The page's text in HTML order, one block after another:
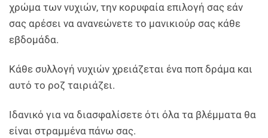
χρώμα των νυχιών, την κορυφαία επιλογή σας εάν
σας αρέσει να ανανεώνετε το μανικιούρ σας κάθε
εβδομάδα.
Κάθε συλλογή νυχιών χρειάζεται ένα ποπ δράμα και
αυτό το ροζ ταιριάζει.
Ιδανικό για να διασφαλίσετε ότι όλα τα βλέμματα θα
είναι στραμμένα πάνω σας.